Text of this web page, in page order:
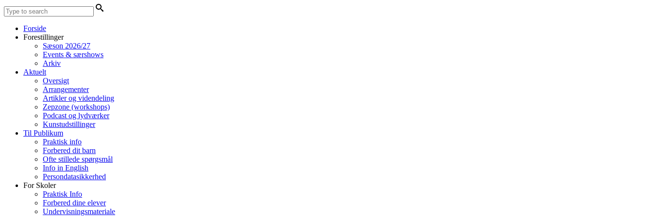
Forside
Forestillinger
Sæson 2026/27
Events & særshows
Arkiv
Aktuelt
Oversigt
Arrangementer
Artikler og videndeling
Zepzone (workshops)
Podcast og lydværker
Kunstudstillinger
Til Publikum
Praktisk info
Forbered dit barn
Ofte stillede spørgsmål
Info in English
Persondatasikkerhed
For Skoler
Praktisk Info
Forbered dine elever
Undervisningsmateriale